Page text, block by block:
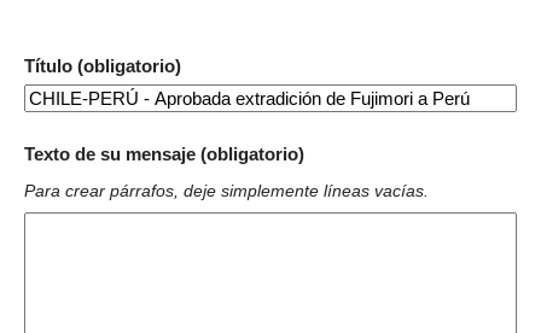
Título (obligatorio)
Texto de su mensaje (obligatorio)
Para crear párrafos, deje simplemente líneas vacías.